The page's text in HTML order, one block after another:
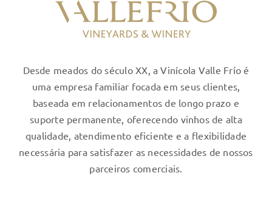
Desde meados do século XX, a Vinícola Valle Frío é
uma empresa familiar focada em seus clientes,
baseada em relacionamentos de longo prazo e
suporte permanente, oferecendo vinhos de alta
qualidade, atendimento eficiente e a flexibilidade
necessária para satisfazer as necessidades de nossos
parceiros comerciais.